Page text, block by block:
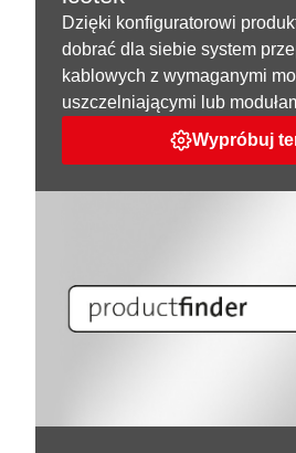
Dzięki konfiguratorowi
dobrać dla siebie system
kablowych z wymaganymi
uszczelniającymi lub
Wypróbuj